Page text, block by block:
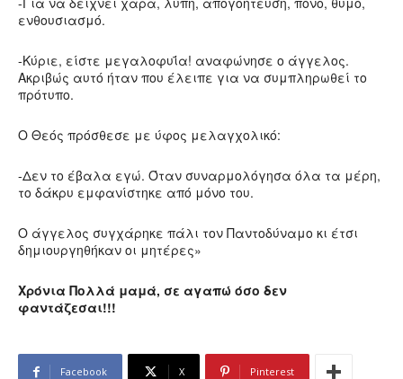
ενθουσιασμό.
-Κύριε, είστε μεγαλοφυΐα! αναφώνησε ο άγγελος.
Ακριβώς αυτό ήταν που έλειπε για να συμπληρωθεί το
πρότυπο.
Ο Θεός πρόσθεσε με ύφος μελαγχολικό:
-Δεν το έβαλα εγώ. Όταν συναρμολόγησα όλα τα μέρη,
το δάκρυ εμφανίστηκε από μόνο του.
Ο άγγελος συγχάρηκε πάλι τον Παντοδύναμο κι έτσι
δημιουργηθήκαν οι μητέρες»
Χρόνια Πολλά μαμά, σε αγαπώ όσο δεν
φαντάζεσαι!!!
Facebook X Pinterest